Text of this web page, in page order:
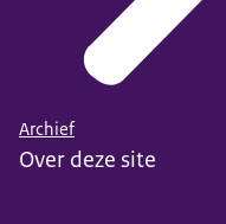
Archief
Over deze site